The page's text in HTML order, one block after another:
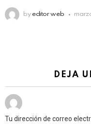
by editor web
DEJA
Tu dirección de correo